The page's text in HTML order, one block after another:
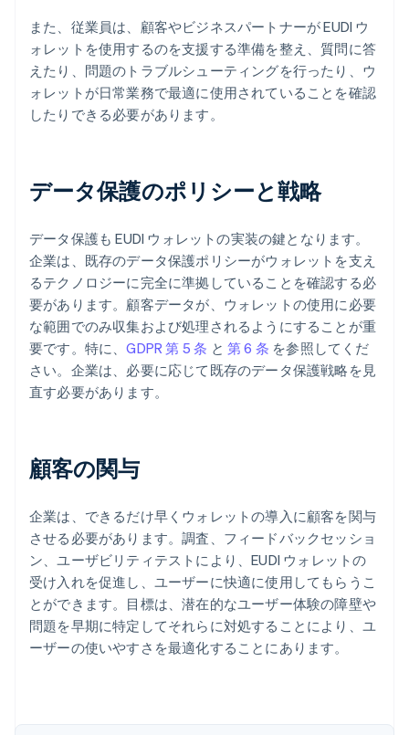
また、従業員は、顧客やビジネスパートナーが EUDI ウ
ォレットを使用するのを支援する準備を整え、質問に答
えたり、問題のトラブルシューティングを行ったり、ウ
ォレットが日常業務で最適に使用されていることを確認
したりできる必要があります。
データ保護のポリシーと戦略
データ保護も EUDI ウォレットの実装の鍵となります。
企業は、既存のデータ保護ポリシーがウォレットを支え
るテクノロジーに完全に準拠していることを確認する必
要があります。顧客データが、ウォレットの使用に必要
な範囲でのみ収集および処理されるようにすることが重
要です。特に、GDPR 第 5 条 と第 6 条 を参照してくだ
さい。企業は、必要に応じて既存のデータ保護戦略を見
直す必要があります。
顧客の関与
企業は、できるだけ早くウォレットの導入に顧客を関与
させる必要があります。調査、フィードバックセッショ
ン、ユーザビリティテストにより、EUDI ウォレットの
受け入れを促進し、ユーザーに快適に使用してもらうこ
とができます。目標は、潜在的なユーザー体験の障壁や
問題を早期に特定してそれらに対処することにより、ユ
ーザーの使いやすさを最適化することにあります。
アイルランド